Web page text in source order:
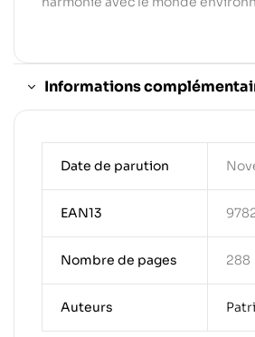
Informations
Date de parution
EAN13
Nombre de pages 288
Auteurs